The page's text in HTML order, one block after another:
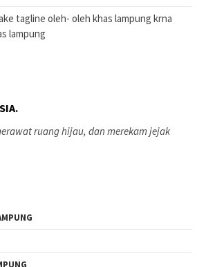
tagline oleh- oleh khas lampung krna
lampung
ruang hijau, dan merekam jejak